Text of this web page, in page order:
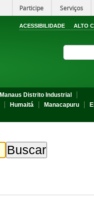
Participe Serviços
ACESSIBILIDADE ALTO
Manaus Distrito Industrial
Humaitá Manacapuru